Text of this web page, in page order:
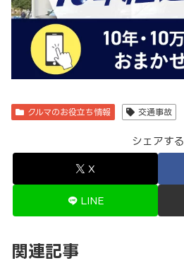
クルマのお役立ち情報 交通事故
シェアする
X
LINE
関連記事